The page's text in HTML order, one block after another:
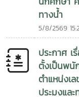
participation
students,
industry
opportunity for
and industry
advancing
through
collaborative
Suvarnaraksha,
faculty
Royal Tribute
Majesty King
Majesty’s
ceremony was
ทางน้ำ
5/8/2569
ประกาศ เ
ตั้งเป็นพนั
ตำแหน่งเ
ประมงแล